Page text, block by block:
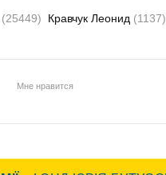
(25449) Кравчук Леонид (1137)
Мне нравится